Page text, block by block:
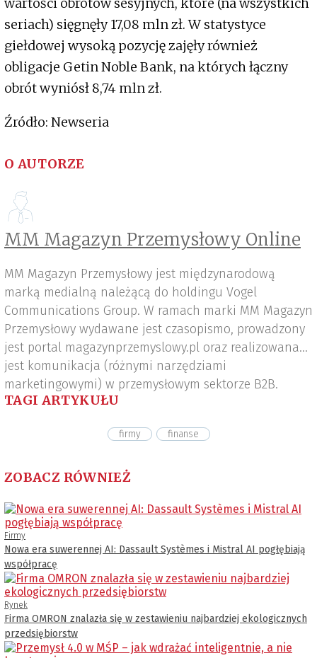
seriach) sięgnęły 17,08 mln zł. W statystyce
giełdowej wysoką pozycję zajęły również
obligacje Getin Noble Bank, na których łączny
obrót wyniósł 8,74 mln zł.
Źródło: Newseria
O AUTORZE
MM Magazyn Przemysłowy Online
MM Magazyn Przemysłowy jest międzynarodową
marką medialną należącą do holdingu Vogel
Communications Group. W ramach marki MM Magazyn
Przemysłowy wydawane jest czasopismo, prowadzony
jest portal magazynprzemyslowy.pl oraz realizowana
jest komunikacja (różnymi narzędziami
marketingowymi) w przemysłowym sektorze B2B.
TAGI ARTYKUŁU
firmy finanse
ZOBACZ RÓWNIEŻ
Firmy
Nowa era suwerennej AI: Dassault Systèmes i Mistral AI pogłębiają
współpracę
Rynek
Firma OMRON znalazła się w zestawieniu najbardziej ekologicznych
przedsiębiorstw